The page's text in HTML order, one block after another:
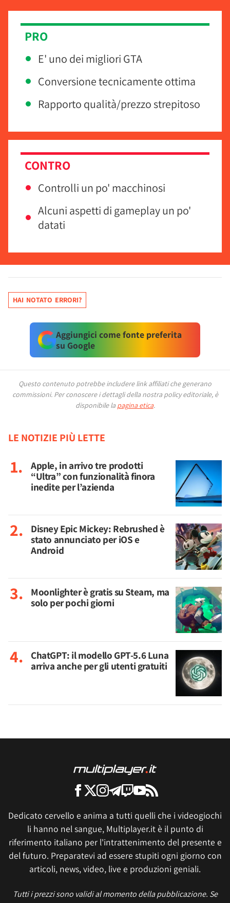
PRO
E' uno dei migliori GTA
Conversione tecnicamente ottima
Rapporto qualità/prezzo strepitoso
CONTRO
Controlli un po' macchinosi
Alcuni aspetti di gameplay un po'
datati
HAI NOTATO ERRORI?
Aggiungici come fonte preferita
su Google
Questo contenuto potrebbe includere link affiliati che generano
commissioni. Per conoscere i dettagli della nostra policy editoriale, è
disponibile la pagina etica.
LE NOTIZIE PIÙ LETTE
Apple, in arrivo tre prodotti
“Ultra” con funzionalità finora
inedite per l’azienda
Disney Epic Mickey: Rebrushed è
stato annunciato per iOS e
Android
Moonlighter è gratis su Steam, ma
solo per pochi giorni
ChatGPT: il modello GPT-5.6 Luna
arriva anche per gli utenti gratuiti
Dedicato cervello e anima a tutti quelli che i videogiochi
li hanno nel sangue, Multiplayer.it è il punto di
riferimento italiano per l'intrattenimento del presente e
del futuro. Preparatevi ad essere stupiti ogni giorno con
articoli, news, video, live e produzioni geniali.
Tutti i prezzi sono validi al momento della pubblicazione. Se